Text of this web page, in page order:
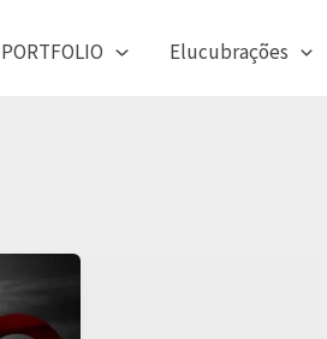
PORTFOLIO Elucubrações